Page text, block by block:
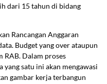
dari 15 tahun di bidang
Rancangan Anggaran
Budget yang over ataupun
RAB. Dalam proses
yang satu ini akan mengawasi
gambar kerja terbangun